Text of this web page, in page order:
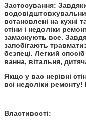
Застосування:
встановлені на кухні
стіни і недоліки
замаскують все.
запобігають
безпеці. Легкий
ванна, вітальня,
Якщо у вас нерівні
всі недоліки
Властивості: